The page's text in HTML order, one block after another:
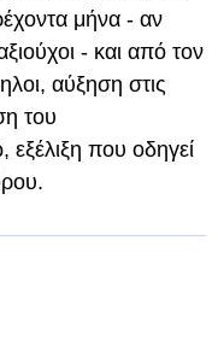
μήνα - αν
- και από τον
αύξηση στις
του
που οδηγεί